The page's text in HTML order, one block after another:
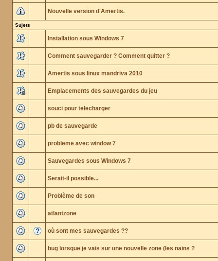
Nouvelle version d'Amertis.
Sujets
Installation sous Windows 7
Comment sauvegarder ? Comment quitter ?
Amertis sous linux mandriva 2010
Emplacements des sauvegardes du jeu
souci pour telecharger
pb de sauvegarde
probleme avec window 7
Sauvegardes sous Windows 7
Serait-il possible...
Problème de son
atlantzone
où sont mes sauvegardes ??
bug lorsque je vais sur une nouvelle zone (les nains ?